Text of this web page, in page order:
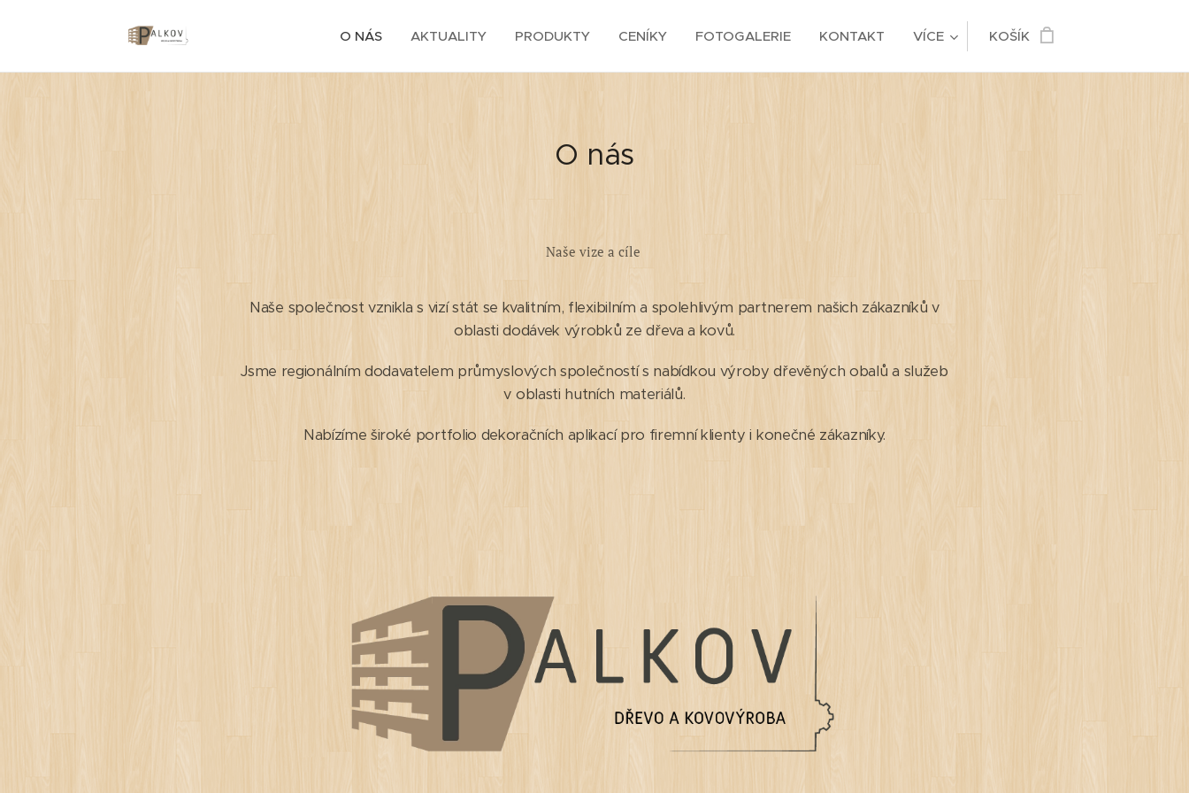
O NÁS AKTUALITY PRODUKTY CENÍKY FOTOGALERIE KONTAKT VÍCE KOŠÍK
O nás
Naše vize a cíle
Naše společnost vznikla s vizí stát se kvalitním, flexibilním a spolehlivým partnerem našich zákazníků v
oblasti dodávek výrobků ze dřeva a kovů.
Jsme regionálním dodavatelem průmyslových společností s nabídkou výroby dřevěných obalů a služeb
v oblasti hutních materiálů.
Nabízíme široké portfolio dekoračních aplikací pro firemní klienty i konečné zákazníky.